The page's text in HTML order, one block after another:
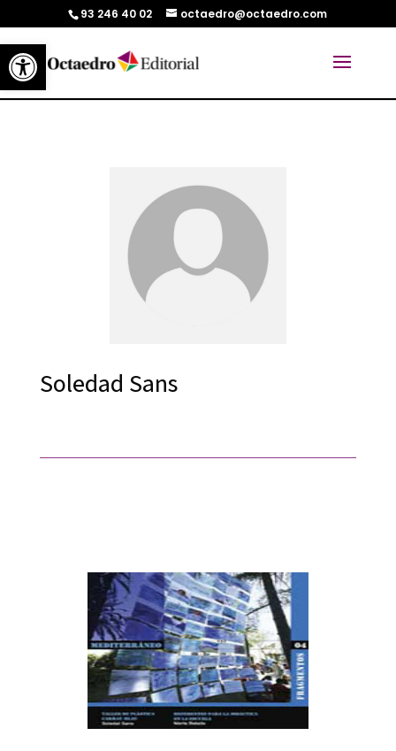
Abrir barra de herramientas
93 246 40 02 octaedro@octaedro.com
Soledad Sans